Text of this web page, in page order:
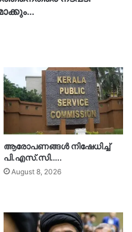
ആരോപണങ്ങൾ നിഷേധിച്ച്
പി.എസ്.സി…..
August 8, 2026